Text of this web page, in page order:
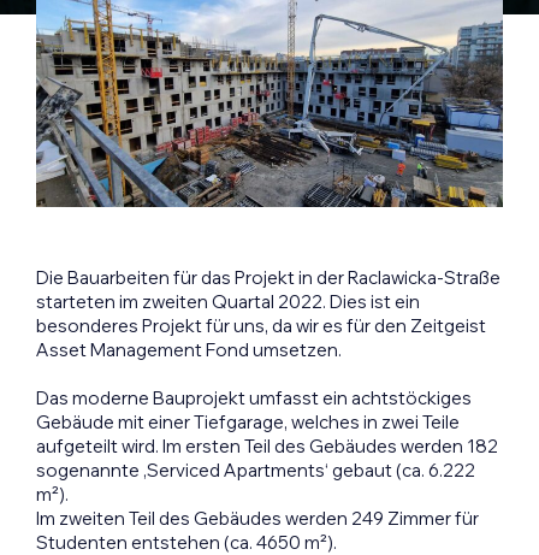
Die Bauarbeiten für das Projekt in der Raclawicka-Straße
starteten im zweiten Quartal 2022. Dies ist ein
besonderes Projekt für uns, da wir es für den Zeitgeist
Asset Management Fond umsetzen.
Das moderne Bauprojekt umfasst ein achtstöckiges
Gebäude mit einer Tiefgarage, welches in zwei Teile
aufgeteilt wird. Im ersten Teil des Gebäudes werden 182
sogenannte ‚Serviced Apartments‘ gebaut (ca. 6.222
m²).
Im zweiten Teil des Gebäudes werden 249 Zimmer für
Studenten entstehen (ca. 4650 m²).